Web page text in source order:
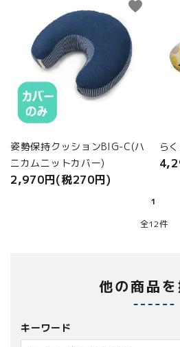
姿勢保持クッションBIG-C(ハ
ニカムニットカバー)
2,970円(税270円)
favorite
ら
1
全12件
他の商品を
キーワード